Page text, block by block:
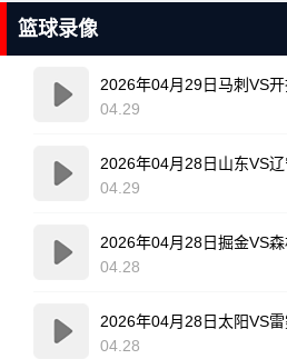
篮球录像
2026年04月29日马刺VS
04.29
2026年04月28日山东VS
04.29
2026年04月28日掘金VS
04.28
2026年04月28日太阳VS
04.28